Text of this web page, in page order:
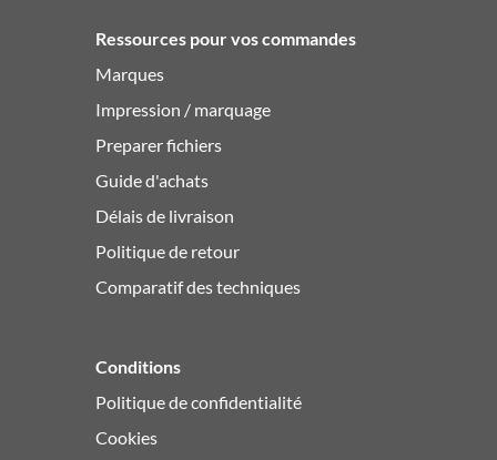
Ressources pour vos commandes
Marques
Impression / marquage
Preparer fichiers
Guide d'achats
Délais de livraison
Politique de retour
Comparatif des techniques
Conditions
Politique de confidentialité
Cookies